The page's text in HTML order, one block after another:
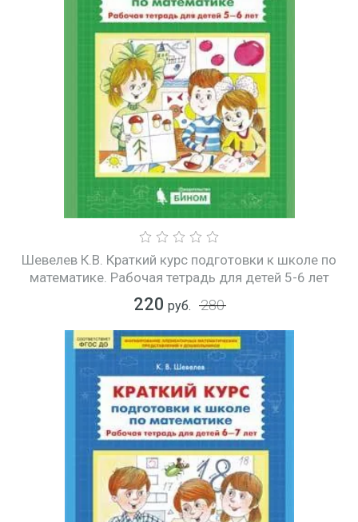
Шевелев К.В. Краткий курс подготовки к школе по
математике. Рабочая тетрадь для детей 5-6 лет
220 руб. 280